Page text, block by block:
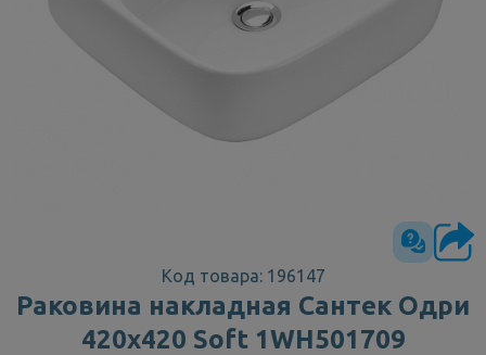
Код товара: 196147
Раковина накладная Сантек Одри
420х420 Soft 1WH501709